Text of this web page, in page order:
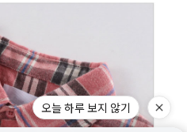
오늘 하루 보지 않기